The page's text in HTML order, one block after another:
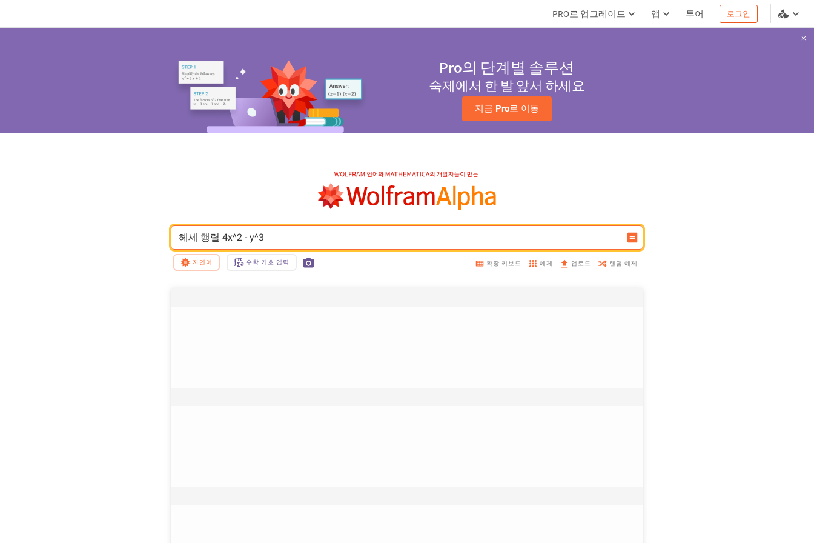
PRO로 업그레이드 앱 투어 로그인
Pro의 단계별 솔루션
숙제에서 한 발 앞서 하세요
지금 Pro로 이동
헤세 행렬 4x^2 - y^3
자연어 수학 기호 입력 확장 키보드 예제 업로드 랜덤 예제